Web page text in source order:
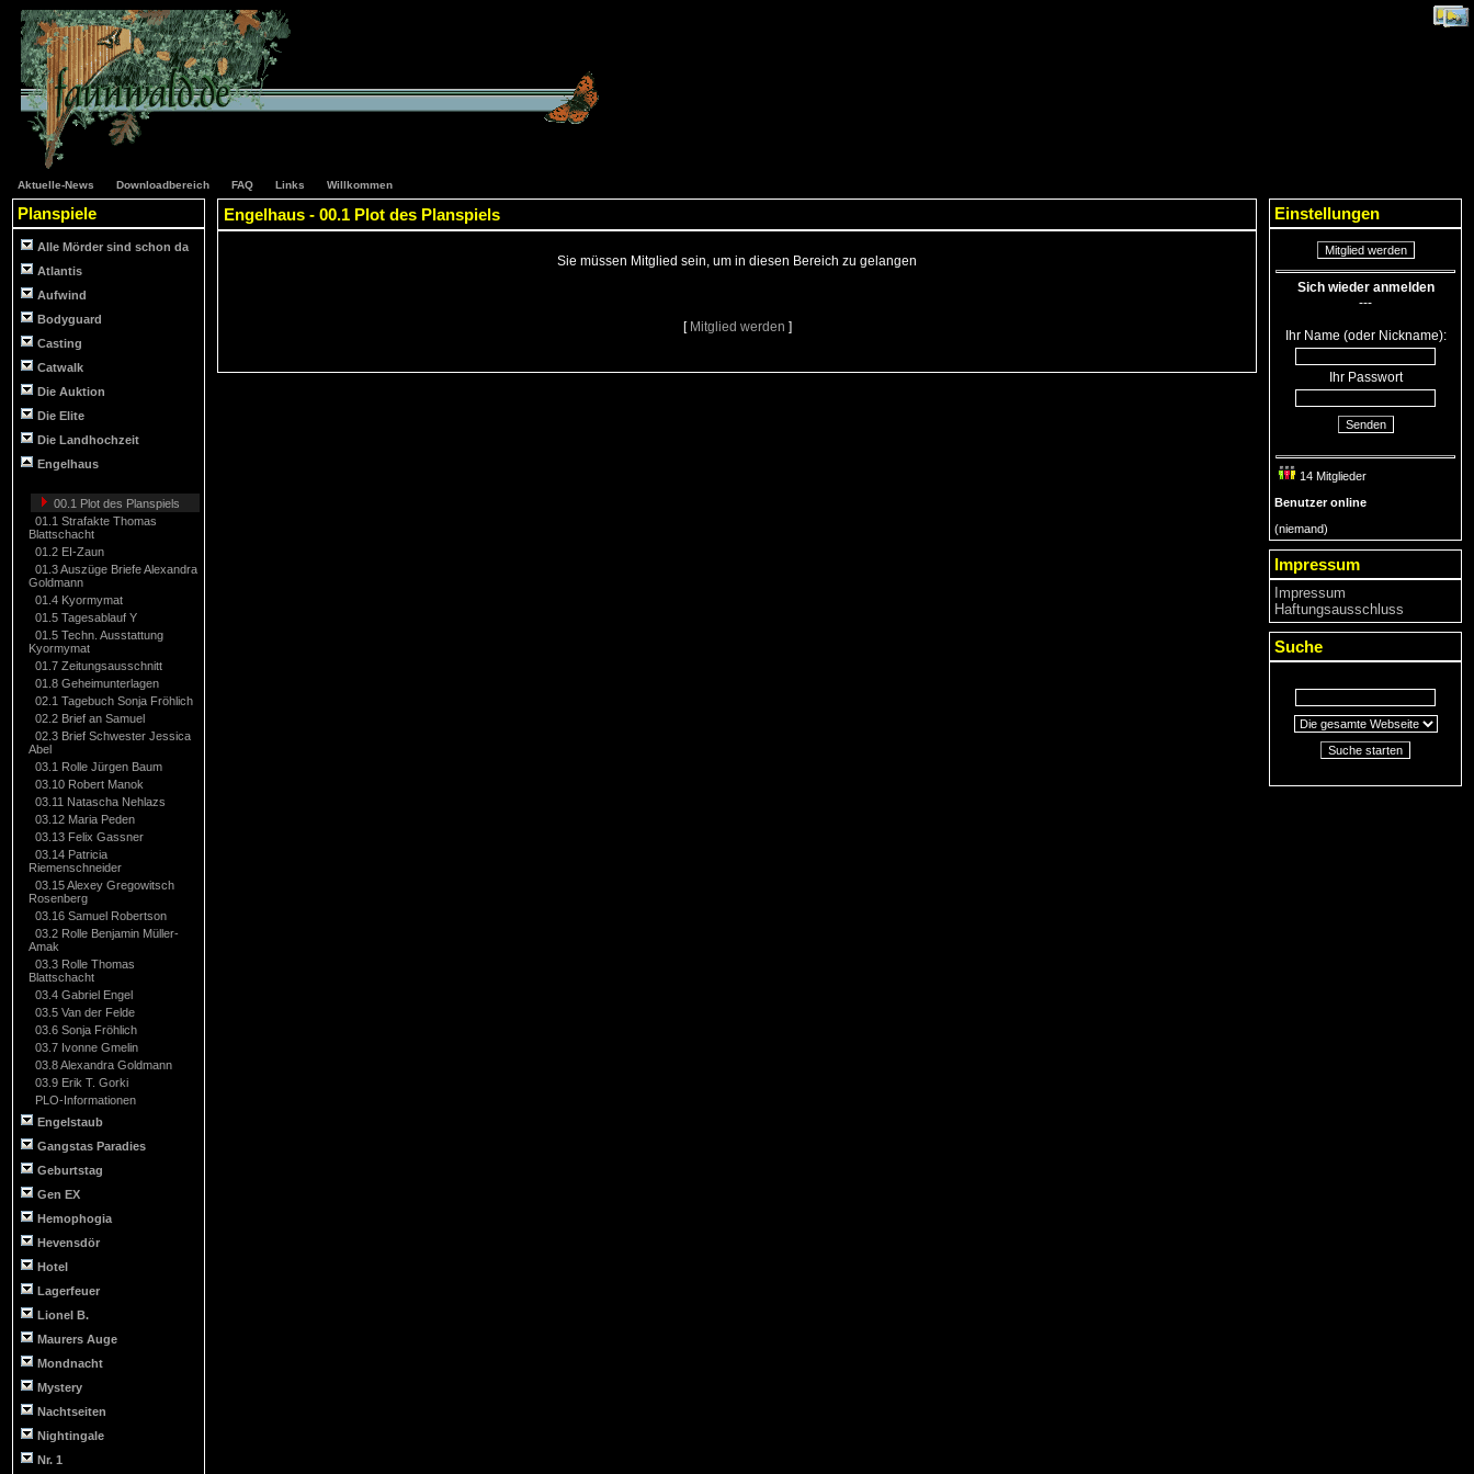
Aktuelle-News Downloadbereich FAQ Links Willkommen
Planspiele
Alle Mörder sind schon da
Atlantis
Aufwind
Bodyguard
Casting
Catwalk
Die Auktion
Die Elite
Die Landhochzeit
Engelhaus
00.1 Plot des Planspiels
01.1 Strafakte Thomas
Blattschacht
01.2 EI-Zaun
01.3 Auszüge Briefe Alexandra
Goldmann
01.4 Kyormymat
01.5 Tagesablauf Y
01.5 Techn. Ausstattung
Kyormymat
01.7 Zeitungsausschnitt
01.8 Geheimunterlagen
02.1 Tagebuch Sonja Fröhlich
02.2 Brief an Samuel
02.3 Brief Schwester Jessica
Abel
03.1 Rolle Jürgen Baum
03.10 Robert Manok
03.11 Natascha Nehlazs
03.12 Maria Peden
03.13 Felix Gassner
03.14 Patricia
Riemenschneider
03.15 Alexey Gregowitsch
Rosenberg
03.16 Samuel Robertson
03.2 Rolle Benjamin Müller-
Amak
03.3 Rolle Thomas
Blattschacht
03.4 Gabriel Engel
03.5 Van der Felde
03.6 Sonja Fröhlich
03.7 Ivonne Gmelin
03.8 Alexandra Goldmann
03.9 Erik T. Gorki
PLO-Informationen
Engelstaub
Gangstas Paradies
Geburtstag
Gen EX
Hemophogia
Hevensdör
Hotel
Lagerfeuer
Lionel B.
Maurers Auge
Mondnacht
Mystery
Nachtseiten
Nightingale
Nr. 1
Engelhaus - 00.1 Plot des Planspiels
Sie müssen Mitglied sein, um in diesen Bereich zu gelangen
[ Mitglied werden ]
Einstellungen
Mitglied werden
Sich wieder anmelden
---
Ihr Name (oder Nickname):
Ihr Passwort
Senden
14 Mitglieder
Benutzer online
(niemand)
Impressum
Impressum
Haftungsausschluss
Suche
Suche starten